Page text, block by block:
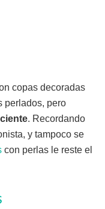
copas decoradas
perlados, pero
. Recordando
y tampoco se
con perlas le reste el